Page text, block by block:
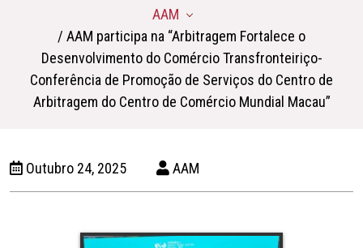
AAM
/ AAM participa na “Arbitragem Fortalece o
Desenvolvimento do Comércio Transfronteiriço-
Conferência de Promoção de Serviços do Centro de
Arbitragem do Centro de Comércio Mundial Macau”
Outubro 24, 2025 AAM